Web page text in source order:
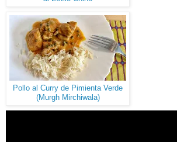
Pollo al Curry de Pimienta Verde
(Murgh Mirchiwala)